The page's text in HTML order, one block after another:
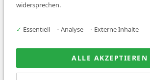
Über uns
News
widersprechen.
✓ Essentiell • Analyse • Externe Inhalte
ALLE AKZEPTIEREN